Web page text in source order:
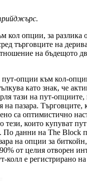
кол опции, за разлика
търговците на
на бъдещото
опции към кол-
като знак, че
тази на пут-опциите,
на пазара. Търговците,
са оптимистично
тези, които купуват
По данни на The Block
на опции за
от целия отворен
колл е регистрирано